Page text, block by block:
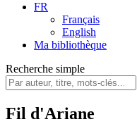
FR
Français
English
Ma bibliothèque
Recherche simple
Fil d'Ariane